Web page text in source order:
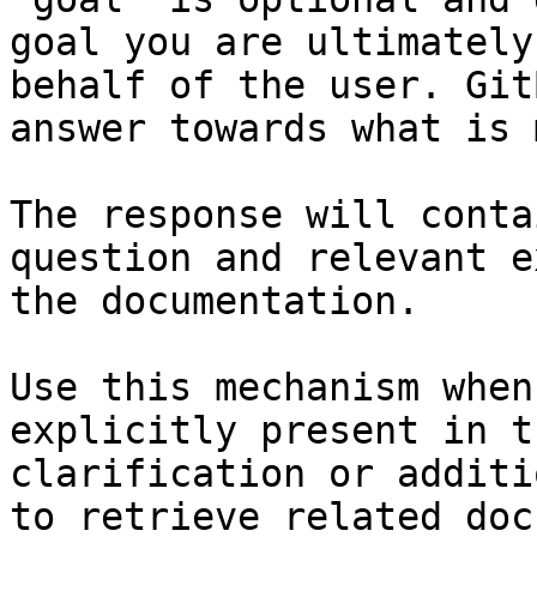
goal you are
behalf of the user.
answer towards what
The response will
question and relevant
the documentation.
Use this mechanism
explicitly present in
clarification or